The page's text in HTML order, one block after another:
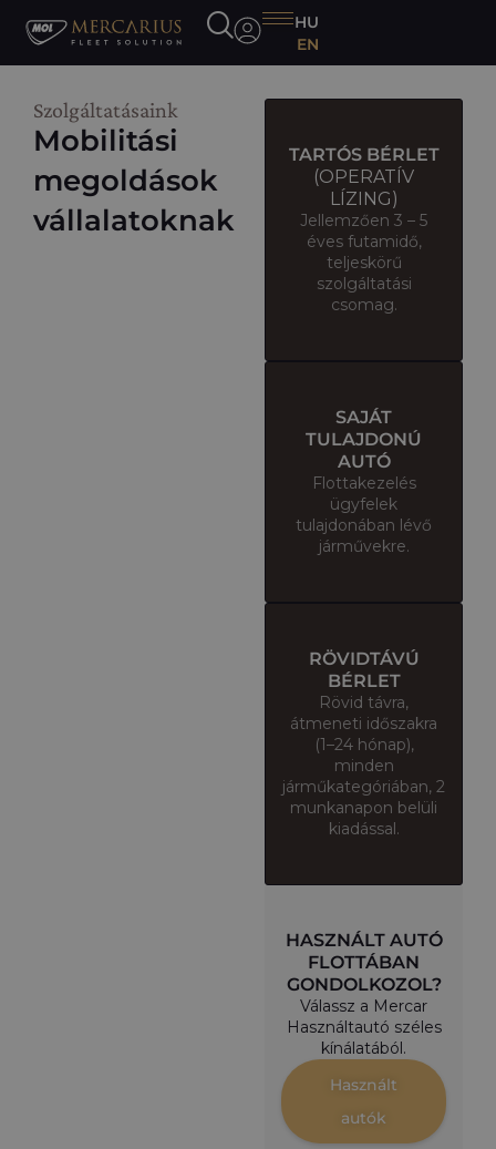
HU
EN
Szolgáltatásaink
Mobilitási
megoldások
vállalatoknak
TARTÓS BÉRLET
(OPERATÍV
LÍZING)
Jellemzően 3 – 5
éves futamidő,
teljeskörű
szolgáltatási
csomag.
SAJÁT
TULAJDONÚ
AUTÓ
Flottakezelés
ügyfelek
tulajdonában lévő
járművekre.
RÖVIDTÁVÚ
BÉRLET​
Rövid távra,
átmeneti időszakra
(1–24 hónap),
minden
járműkategóriában, 2
munkanapon belüli
kiadással.
HASZNÁLT AUTÓ
FLOTTÁBAN
GONDOLKOZOL?
Válassz a Mercar
Használtautó széles
kínálatából.
Használt
autók